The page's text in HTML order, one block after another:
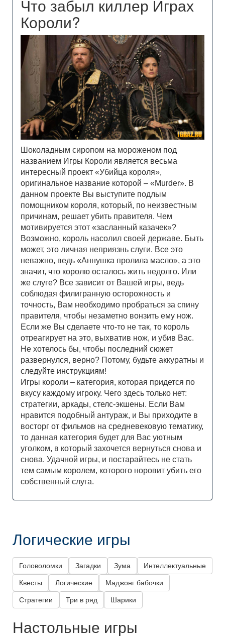
Что забыл киллер Играх
Короли?
Шоколадным сиропом на мороженом под
названием Игры Короли является весьма
интересный проект «Убийца короля»,
оригинальное название которой – «Murder». В
данном проекте Вы выступите подлым
помощником короля, который, по неизвестным
причинам, решает убить правителя. Чем
мотивируется этот «засланный казачек»?
Возможно, король насолил своей державе. Быть
может, это личная неприязнь слуги. Все это
неважно, ведь «Аннушка пролила масло», а это
значит, что королю осталось жить недолго. Или
же слуге? Все зависит от Вашей игры, ведь
соблюдая филигранную осторожность и
точность, Вам необходимо пробраться за спину
правителя, чтобы незаметно вонзить ему нож.
Если же Вы сделаете что-то не так, то король
отреагирует на это, выхватив нож, и убив Вас.
Не хотелось бы, чтобы последний сюжет
развернулся, верно? Потому, будьте аккуратны и
следуйте инструкциям!
Игры короли – категория, которая придется по
вкусу каждому игроку. Чего здесь только нет:
стратегии, аркады, стелс-экшены. Если Вам
нравится подобный антураж, и Вы приходите в
восторг от фильмов на средневековую тематику,
то данная категория будет для Вас уютным
уголком, в который захочется вернуться снова и
снова. Удачной игры, и постарайтесь не стать
тем самым королем, которого норовит убить его
собственный слуга.
Логические игры
Головоломки Загадки Зума Интеллектуальные
Квесты Логические Маджонг бабочки
Стратегии Три в ряд Шарики
Настольные игры